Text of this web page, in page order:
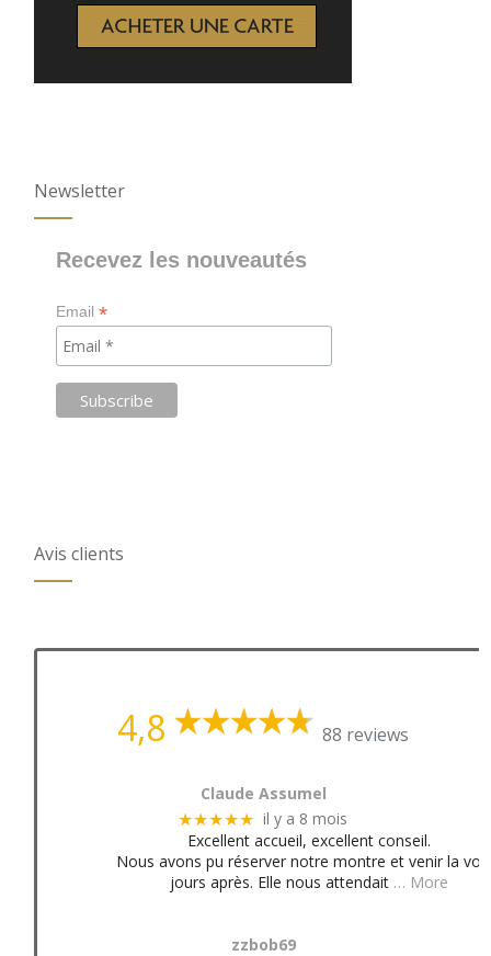
Newsletter
Recevez les nouveautés
Email*
Avis clients
4,8 88 reviews
Claude Assumel
★★★★★ il y a 8 mois
Excellent accueil, excellent conseil.
Nous avons pu réserver notre montre et venir la
jours après. Elle nous attendait … More
zzbob69